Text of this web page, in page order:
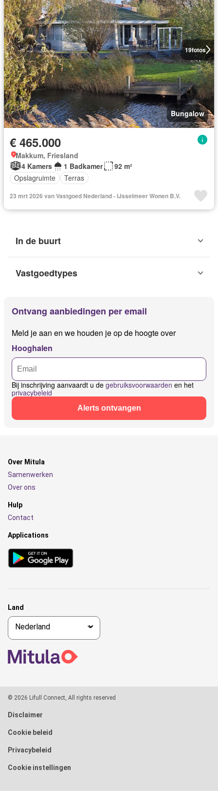
19fotos
Bungalow
€ 465.000
Makkum, Friesland
4 Kamers
1 Badkamer
92 m²
Opslagruimte
Terras
23 mrt 2026 van Vastgoed Nederland - IJsselmeer Wonen B.V.
In de buurt
Vastgoedtypes
Ontvang aanbiedingen per email
Meld je aan en we houden je op de hoogte over
Hooghalen
Bij inschrijving aanvaardt u de gebruiksvoorwaarden en het
privacybeleid
Alerts ontvangen
Over Mitula
Samenwerken
Over ons
Hulp
Contact
Applications
Land
© 2026 Lifull Connect, All rights reserved
Disclaimer
Cookie beleid
Privacybeleid
Cookie instellingen